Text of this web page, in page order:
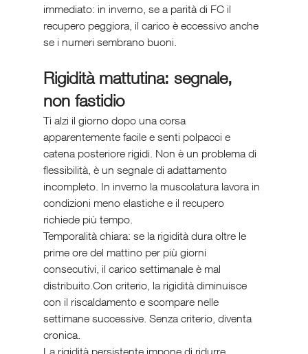
immediato: in inverno, se a parità di FC il
recupero peggiora, il carico è eccessivo anche
se i numeri sembrano buoni.
Rigidità mattutina: segnale,
non fastidio
Ti alzi il giorno dopo una corsa
apparentemente facile e senti polpacci e
catena posteriore rigidi. Non è un problema di
flessibilità, è un segnale di adattamento
incompleto. In inverno la muscolatura lavora in
condizioni meno elastiche e il recupero
richiede più tempo.
Temporalità chiara: se la rigidità dura oltre le
prime ore del mattino per più giorni
consecutivi, il carico settimanale è mal
distribuito.Con criterio, la rigidità diminuisce
con il riscaldamento e scompare nelle
settimane successive. Senza criterio, diventa
cronica.
La rigidità persistente impone di ridurre